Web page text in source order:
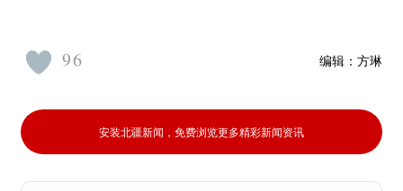
编辑： 方琳
96
安装北疆新闻，免费浏览更多精彩新闻资讯